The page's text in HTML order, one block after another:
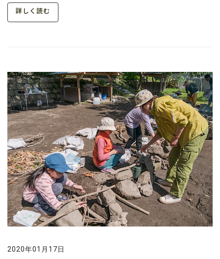
詳しく読む
2020年01月17日